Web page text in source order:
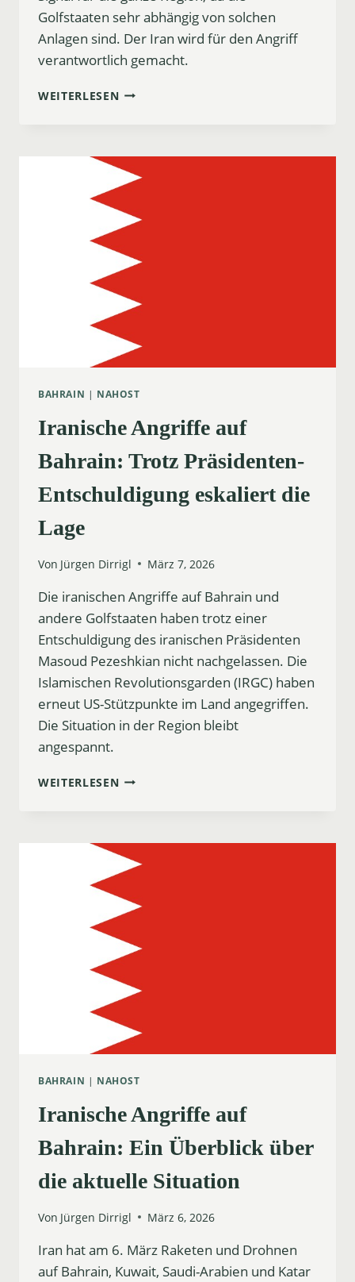
Golfstaaten sehr abhängig von solchen
Anlagen sind. Der Iran wird für den Angriff
verantwortlich gemacht.
WEITERLESENANGRIFF
BAHRAIN:
GEFAHR
FÜR
DIE
GOLFSTAATEN
BAHRAIN | NAHOST
Iranische Angriffe auf
Bahrain: Trotz Präsidenten-
Entschuldigung eskaliert die
Lage
Von Jürgen Dirrigl März 7, 2026
Die iranischen Angriffe auf Bahrain und
andere Golfstaaten haben trotz einer
Entschuldigung des iranischen Präsidenten
Masoud Pezeshkian nicht nachgelassen. Die
Islamischen Revolutionsgarden (IRGC) haben
erneut US-Stützpunkte im Land angegriffen.
Die Situation in der Region bleibt
angespannt.
WEITERLESENIRANISCHE
TROTZ
PRÄSIDENTEN-
ENTSCHULDIGUNG
ESKALIERT
DIE
BAHRAIN | NAHOST
Iranische Angriffe auf
Bahrain: Ein Überblick über
die aktuelle Situation
Von Jürgen Dirrigl März 6, 2026
Iran hat am 6. März Raketen und Drohnen
auf Bahrain, Kuwait, Saudi-Arabien und Katar